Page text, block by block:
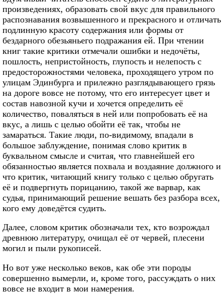
произведениях, образовать свой вкус для правильного
распознавания возвышенного и прекрасного и отличать
подлинную красоту содержания или формы от
бездарного обезьяньего подражания ей. При чтении
книг такие критики отмечали ошибки и недочёты,
пошлость, непристойность, глупость и нелепость с
предосторожностями человека, проходящего утром по
улицам Эдинбурга и прилежно разглядывающего грязь
на дороге вовсе не потому, что его интересует цвет и
состав навозной кучи и хочется определить её
количество, поваляться в ней или попробовать её на
вкус, а лишь с целью обойти её так, чтобы не
замараться. Такие люди, по-видимому, впадали в
большое заблуждение, понимая слово критик в
буквальном смысле и считая, что главнейшей его
обязанностью является похвала и воздаяние должного и
что критик, читающий книгу только с целью обругать
её и подвергнуть порицанию, такой же варвар, как
судья, принимающий решение вешать без разбора всех,
кого ему доведётся судить.
Далее, словом критик обозначали тех, кто возрождал
древнюю литературу, очищал её от червей, плесени
могил и пыли рукописей.
Но вот уже несколько веков, как обе эти породы
совершенно вымерли, и, кроме того, рассуждать о них
вовсе не входит в мои намерения.